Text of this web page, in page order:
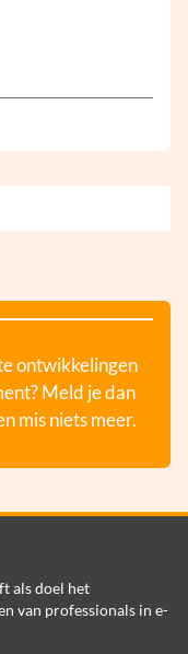
ontwikkelingen
Meld je dan
mis niets meer.
als doel het
van professionals in e-